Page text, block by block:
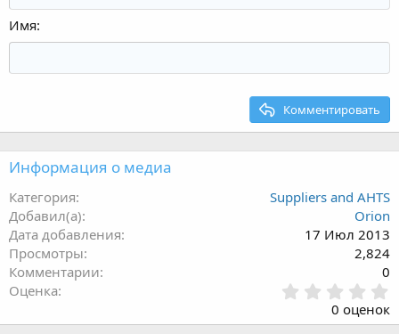
Имя
Комментировать
Информация о медиа
Категория
Suppliers and AHTS
Добавил(а)
Orion
Дата добавления
17 Июл 2013
Просмотры
2,824
Комментарии
0
Оценка
.
0
0 оценок